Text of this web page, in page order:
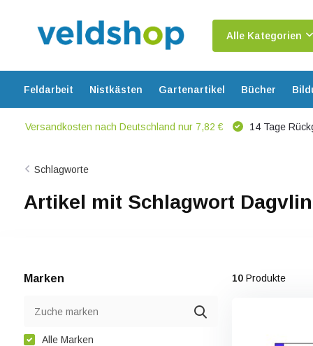
Alle Kategorien
Feldarbeit Nistkästen Gartenartikel Bücher
Versandkosten nach Deutschland nur 7,82 € 14 Tage
Schlagworte
Artikel mit Schlagwort
Marken
Alle Marken
10Produkte